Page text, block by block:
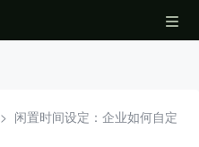
> 闲置时间设定：企业如何自定